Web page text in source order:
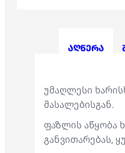
აღწერა
უმაღლესი
მასალებისგან.
ფაზლის აწყობა
განვითარებას,